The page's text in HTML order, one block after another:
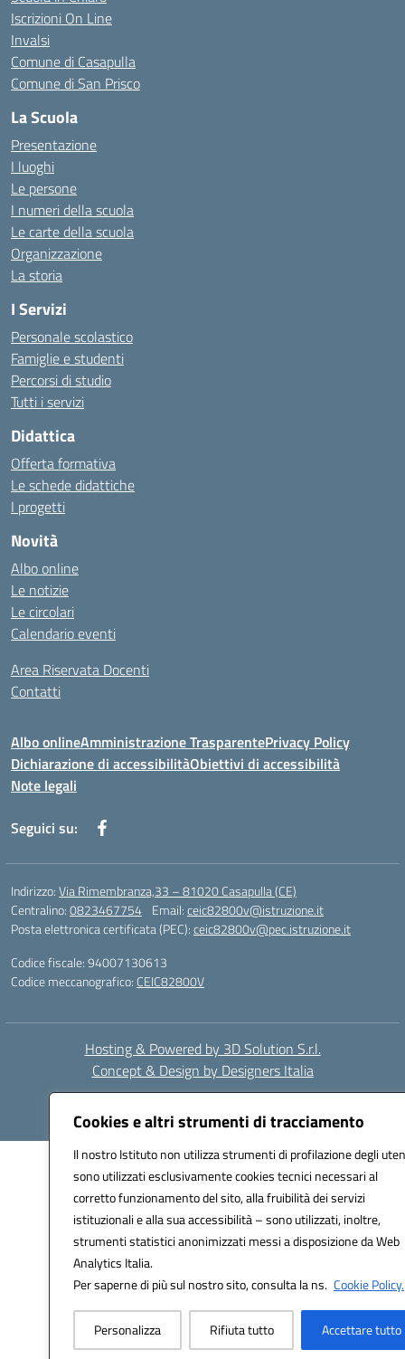
Cookies e altri strumenti di tracciamento
Il nostro Istituto non utilizza strumenti di profilazione degli
sono utilizzati esclusivamente cookies tecnici necessari al
corretto funzionamento del sito, alla fruibilità dei servizi
istituzionali e alla sua accessibilità – sono utilizzati, inoltre,
strumenti statistici anonimizzati messi a disposizione da Web
Analytics Italia.
Per saperne di più sul nostro sito, consulta la ns. Cookie Policy.
Personalizza Rifiuta tutto Accettare tutto
Iscrizioni On Line
Invalsi
Comune di Casapulla
Comune di San Prisco
La Scuola
Presentazione
I luoghi
Le persone
I numeri della scuola
Le carte della scuola
Organizzazione
La storia
I Servizi
Personale scolastico
Famiglie e studenti
Percorsi di studio
Tutti i servizi
Didattica
Offerta formativa
Le schede didattiche
I progetti
Novità
Albo online
Le notizie
Le circolari
Calendario eventi
Area Riservata Docenti
Contatti
Albo onlineAmministrazione TrasparentePrivacy Policy
Dichiarazione di accessibilitàObiettivi di accessibilità
Note legali
Seguici su:
Indirizzo:Via Rimembranza,33 – 81020 Casapulla (CE)
Centralino:0823467754 Email:ceic82800v@istruzione.it
Posta elettronica certificata (PEC):ceic82800v@pec.istruzione.it
Codice fiscale: 94007130613
Codice meccanografico: CEIC82800V
Hosting & Powered by 3D Solution S.r.l.
Concept & Design by Designers Italia